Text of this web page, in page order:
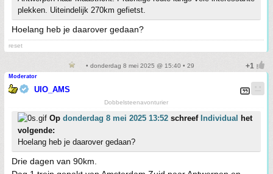
plekken. Uiteindelijk 270km gefietst.
Hoelang heb je daarover gedaan?
reset
• donderdag 8 mei 2025 @ 15:40 • 29
Moderator
UIO_AMS
Dobbelsteenavonturier
Op donderdag 8 mei 2025 13:52 schreef Individual het
volgende:
Hoelang heb je daarover gedaan?
Drie dagen van 90km.